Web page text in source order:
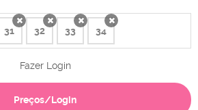
31x 32x 33x 34x
Fazer Login
Preços/Login